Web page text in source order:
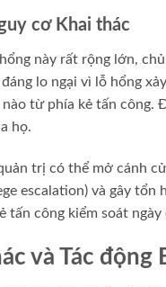
cơ Khai thác
này rất rộng lớn,
lo ngại vì lỗ hổng
từ phía kẻ tấn công.
họ.
trị có thể mở cánh
escalation) và gây
tấn công kiểm soát
và Tác động